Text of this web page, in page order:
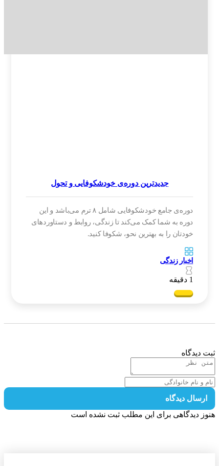
جدیدترین دوره‌ی خودشکوفایی و تحول
دوره‌ی جامع خودشکوفایی شامل ۸ ترم می‌باشد و این
دوره به شما کمک می‌کند تا زندگی، روابط و دستاوردهای
خودتان را به بهترین نحو، شکوفا کنید.
اخبار زندگی
دیدگاه
دیدگاه
دیدگاهی برای این مطلب ثبت نشده است